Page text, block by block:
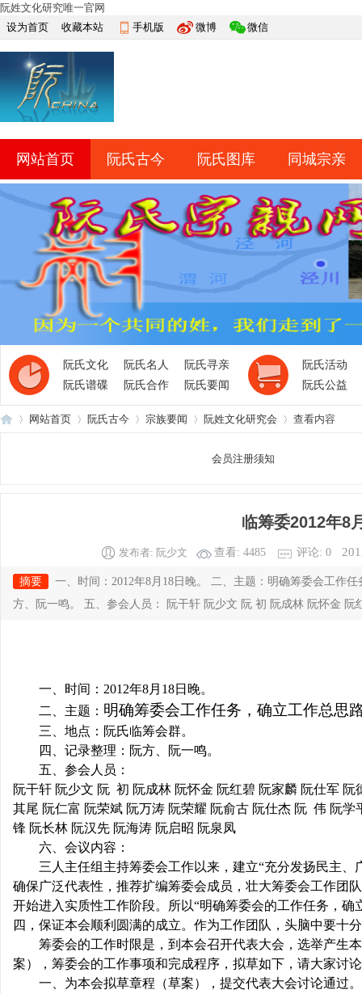
阮姓文化研究唯一官网
设为首页
收藏本站 手机版 微博 微信
快捷导航
网站首页 阮氏古今 阮氏图库 同城宗亲
网上祭祀 排行榜 导读
阮氏文化 阮氏名人
阮氏寻亲
阮氏谱碟
阮氏合作 阮氏要闻
阮氏活动
阮氏公益
网站首页 阮氏古今 宗族要闻 阮姓文化研究会 查看内容
会员注册须知
临筹委2012年8
发布者: 阮少文 查看: 4485 评论: 0
摘要
一、时间：2012年8月18日晚。 二、主题：明确筹委会工作
方、阮一鸣。 五、参会人员： 阮干轩 阮少文 阮 初 阮成林 阮怀金 阮
一、时间： 2012年8月 18日晚。
二、主题： 明确筹委会工作任务，确立工作总思
三、地点：阮氏临筹会群。
四、记录整理：阮方、阮一鸣。
五、参会人员：
阮干轩 阮少文 阮 初 阮成林 阮怀金 阮红碧 阮家麟 阮仕军 阮
其尾 阮仁富 阮荣斌 阮万涛 阮荣耀 阮俞古 阮仕杰 阮 伟 阮学
锋 阮长林 阮汉先 阮海涛 阮启昭 阮泉凤
六、会议内容：
三人主任组主持筹委会工作以来，建立“充分发扬民主、
确保广泛代表性，推荐扩编筹委会成员，壮大筹委会工作团
开始进入实质性工作阶段。所以“明确筹委会的工作任务，确
四，保证本会顺利圆满的成立。作为工作团队，头脑中要十
筹委会的工作时限是，到本会召开代表大会，选举产生
案），筹委会的工作事项和完成程序，拟草如下，请大家讨
一、为本会拟草章程（草案），提交代表大会讨论通过